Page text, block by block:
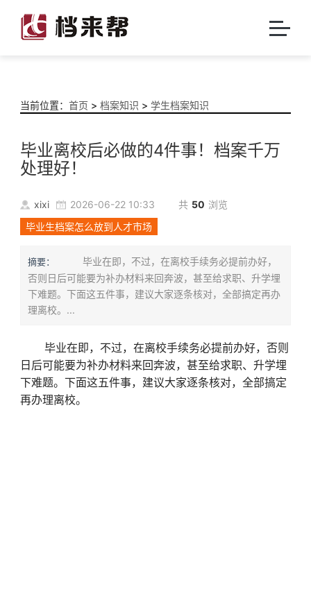
当前位置： 首页 > 档案知识 > 学生档案知识
毕业离校后必做的4件事！档案千万
处理好！
xixi 2026-06-22 10:33 共 50 浏览
毕业生档案怎么放到人才市场
摘要：
毕业在即，不过，在离校手续务必提前办好，
否则日后可能要为补办材料来回奔波，甚至给求职、升学埋
下难题。下面这五件事，建议大家逐条核对，全部搞定再办
理离校。...
毕业在即，不过，在离校手续务必提前办好，否则
日后可能要为补办材料来回奔波，甚至给求职、升学埋
下难题。下面这五件事，建议大家逐条核对，全部搞定
再办理离校。